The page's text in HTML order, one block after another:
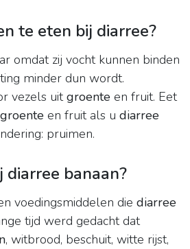
te eten bij diarree?
omdat zij vocht kunnen binden
minder dun wordt.
vezels uitgroente en fruit. Eet
groente en fruit als u diarree
pruimen.
banaan?
voedingsmiddelen die diarree
tijd werd gedacht dat
, witbrood, beschuit, witte rijst,